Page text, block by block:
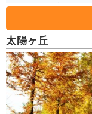
ジオラマなどが展示され
は、地元の食材を使った料理を
合、道の駅には広い駐車
インディングロードとし
多いので、ツーリングの休憩場所
は、倶利伽羅そばや、源
のそば粉を使用した風味
ができます。源平もなか
ぴったりです。
太陽ヶ丘